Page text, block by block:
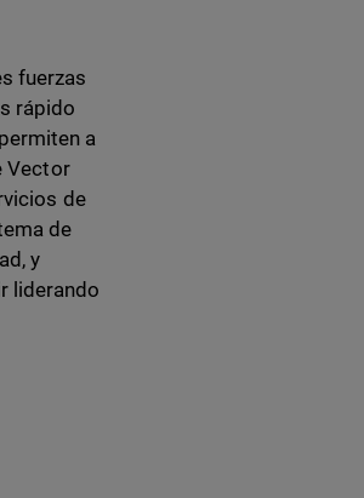
fuerzas
rápido
a
Vector
de
de
y
liderando